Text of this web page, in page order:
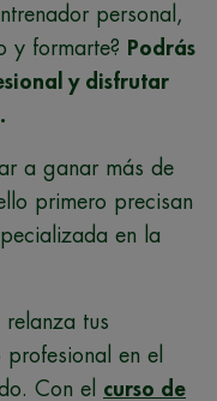
personal,
y formarte? Podrás
y disfrutar
a ganar más de
primero precisan
en la
tus
en el
Con el curso de